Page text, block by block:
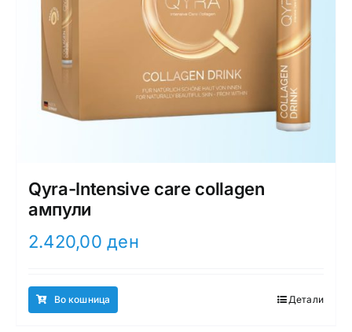
Нега на кожа
Qyra-Intensive care collagen
ампули
2.420,00ден
Во кошница Детали